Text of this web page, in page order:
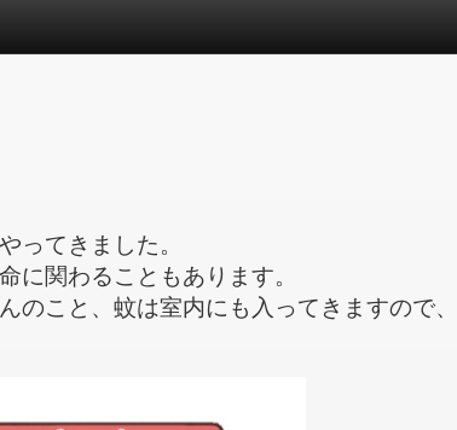
ってきました。
に関わることもあります。
のこと、蚊は室内にも入ってきますので、